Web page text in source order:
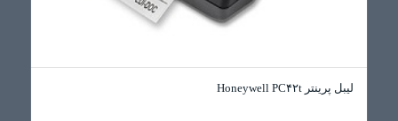
لیبل پرینتر Honeywell PC۴۲t